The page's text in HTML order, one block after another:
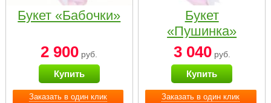
Заказать в один клик
Букет «Бабочки»
2 900 руб.
Купить
Заказать в один клик
Букет
«Пушинка»
3 040руб.
Купить